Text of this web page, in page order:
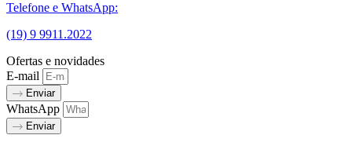
Telefone e WhatsApp:
(19) 9 9911.2022
Ofertas e novidades
E-mail
Enviar
WhatsApp
Enviar